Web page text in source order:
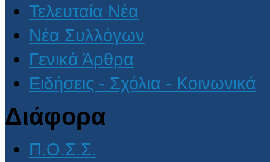
Τελευταία Νέα
Νέα Συλλόγων
Γενικά Άρθρα
Ειδήσεις - Σχόλια - Κοινωνικά
Διάφορα
Π.Ο.Σ.Σ.